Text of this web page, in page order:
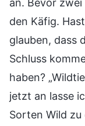
den Käfig.
glauben, dass
Schluss
haben?
jetzt an lasse
Sorten Wild zu